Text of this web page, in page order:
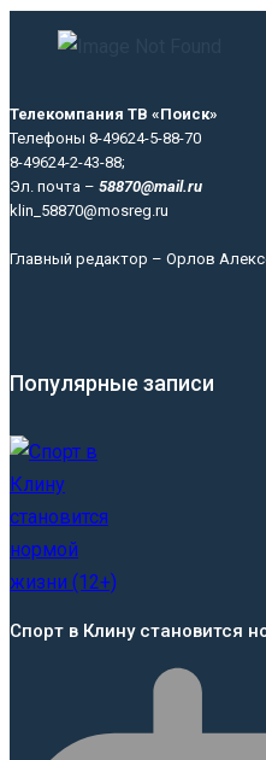
Телекомпания ТВ «Поиск»
Телефоны 8-49624-5-88-70
8-49624-2-43-88;
Эл. почта – 58870@mail.ru
klin_58870@mosreg.ru
Главный редактор – Орлов
Популярные записи
Спорт в Клину становится